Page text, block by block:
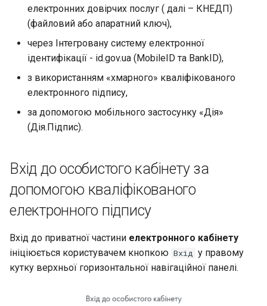
h
розрахунків з бюджетом
за допомогою мобільного
застосунку ДІЯ.
Вхід до особистого кабінету
за допомогою хмарних
ключів
частини ЕК
електронних довірчих послуг ( далі – КНЕДП)
(файловий або апаратний ключ),
через Інтегровану систему електронної
ідентифікації - id.gov.ua (MobileID та BankID),
з використанням «хмарного» кваліфікованого
електронного підпису,
за допомогою мобільного застосунку «Дія»
(Дія.Підпис).
Вхід до особистого кабінету за
допомогою кваліфікованого
електронного підпису
Вхід до приватної частини електронного кабiнету
ініціюється користувачем кнопкою Вхід у правому
кутку верхньої горизонтальної навігаційної панелі.